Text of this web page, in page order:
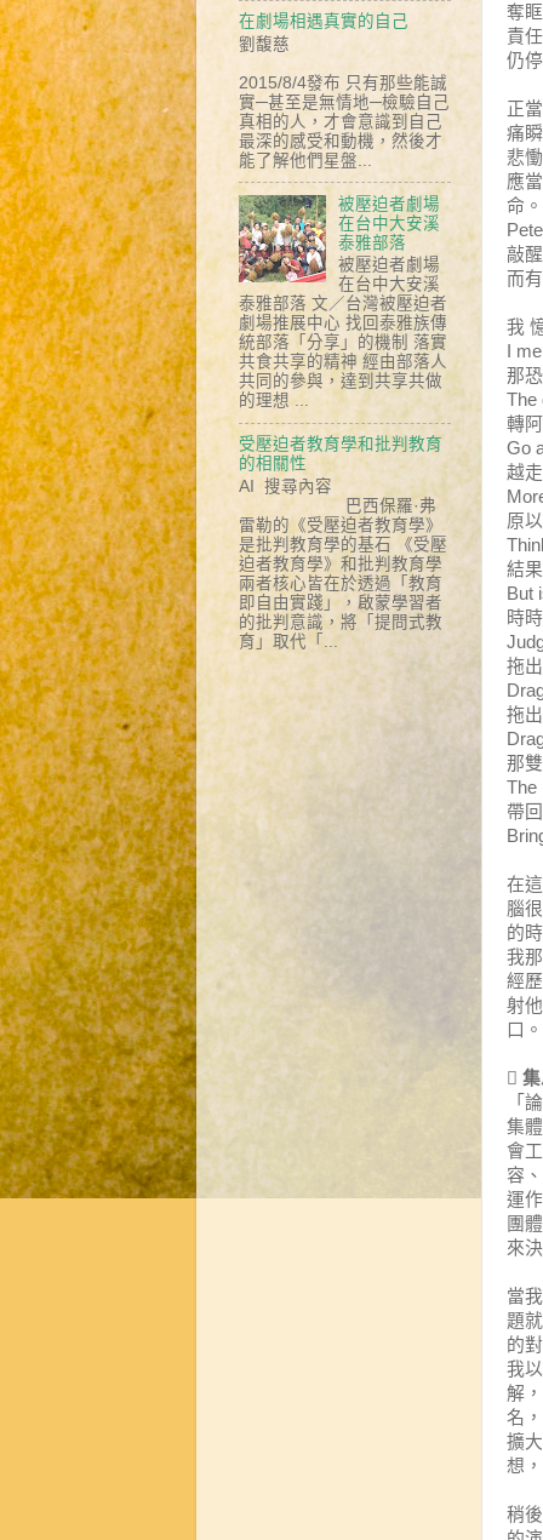
奪
責
仍
正
痛
悲
應
命
敲
而
我
I
那
The
轉
Go
越
原
結
But
時
拖
拖
那
The
帶
在
腦
的
我
經
射
口。

「
集
會
容
運
團
來
當
題
的
我
解
名
擴
想
稍
在劇場相遇真實的自己
劉馥慈
2015/8/4發布 只有那些能誠
實─甚至是無情地─檢驗自己
真相的人，才會意識到自己
最深的感受和動機，然後才
能了解他們星盤...
被壓迫者劇場
在台中大安溪
泰雅部落
被壓迫者劇場
在台中大安溪
泰雅部落 文／台灣被壓迫者
劇場推展中心 找回泰雅族傳
統部落「分享」的機制 落實
共食共享的精神 經由部落人
共同的參與，達到共享共做
的理想 ...
受壓迫者教育學和批判教育
的相關性
AI 搜尋內容
巴西保羅·弗
雷勒的《受壓迫者教育學》
是批判教育學的基石 《受壓
迫者教育學》和批判教育學
兩者核心皆在於透過「教育
即自由實踐」，啟蒙學習者
的批判意識，將「提問式教
育」取代「...